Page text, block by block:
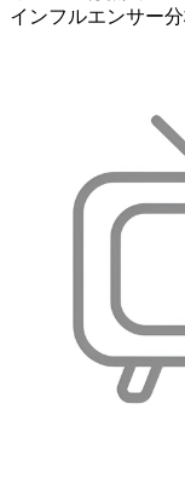
インフルエンサー